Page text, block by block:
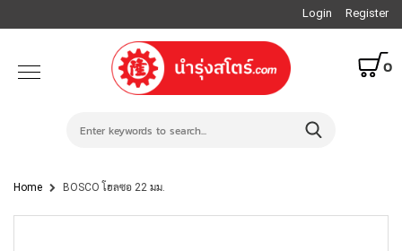
Login Register
0
Home BOSCO โฮลซอ 22 มม.